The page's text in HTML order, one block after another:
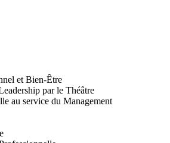
et Bien-Être
par le Théâtre
au service du Management